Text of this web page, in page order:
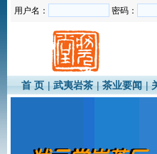
用户名： 密码：
首 页 |武夷岩茶 |茶业要闻 |